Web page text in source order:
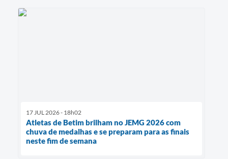
17 JUL 2026 - 18h02
Atletas de Betim brilham no JEMG 2026 com
chuva de medalhas e se preparam para as finais
neste fim de semana